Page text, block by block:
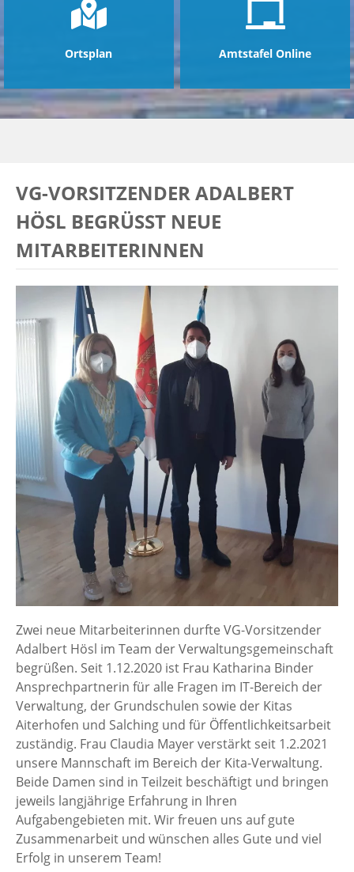
Ortsplan Amtstafel Online
VG-VORSITZENDER ADALBERT
HÖSL BEGRÜSST NEUE M
ITARBEITERINNEN
Zwei neue Mitarbeiterinnen durfte VG-Vorsitzender
Adalbert Hösl im Team der Verwaltungsgemeinschaft
begrüßen. Seit 1.12.2020 ist Frau Katharina Binder
Ansprechpartnerin für alle Fragen im IT-Bereich der
Verwaltung, der Grundschulen sowie der Kitas
Aiterhofen und Salching und für Öffentlichkeitsarbeit
zuständig. Frau Claudia Mayer verstärkt seit 1.2.2021
unsere Mannschaft im Bereich der Kita-Verwaltung.
Beide Damen sind in Teilzeit beschäftigt und bringen
jeweils langjährige Erfahrung in Ihren
Aufgabengebieten mit. Wir freuen uns auf gute
Zusammenarbeit und wünschen alles Gute und viel
Erfolg in unserem Team!